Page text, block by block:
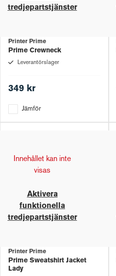
tredjepartstjänster
Printer Prime
Prime Crewneck
Leverantörslager
349 kr
Jämför
Innehållet kan inte
visas
Aktivera
funktionella
tredjepartstjänster
Printer Prime
Prime Sweatshirt Jacket
Lady